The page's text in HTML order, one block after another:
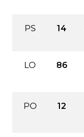
PS 14
LO 86
PO 12